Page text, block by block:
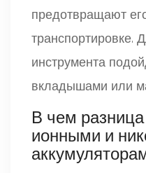
предотвращают
транспортировке.
инструмента
вкладышами или
В чем
ионными и